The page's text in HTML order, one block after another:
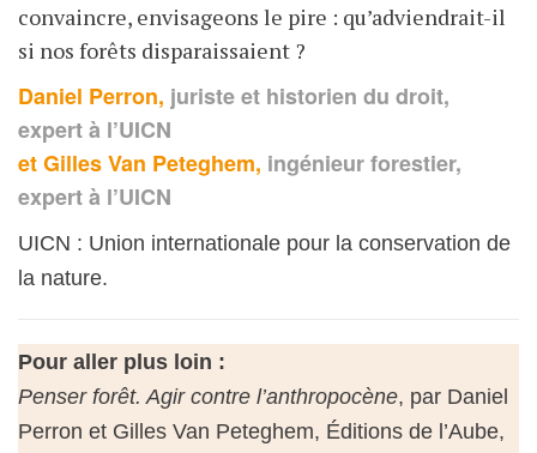
convaincre, envisageons le pire : qu’adviendrait-il
si nos forêts disparaissaient ?
Daniel Perron, juriste et historien du droit,
expert à l’UICN
et Gilles Van Peteghem, ingénieur forestier,
expert à l’UICN
UICN : Union internationale pour la conservation de
la nature.
Pour aller plus loin :
Penser forêt. Agir contre l’anthropocène, par Daniel
Perron et Gilles Van Peteghem, Éditions de l’Aube,